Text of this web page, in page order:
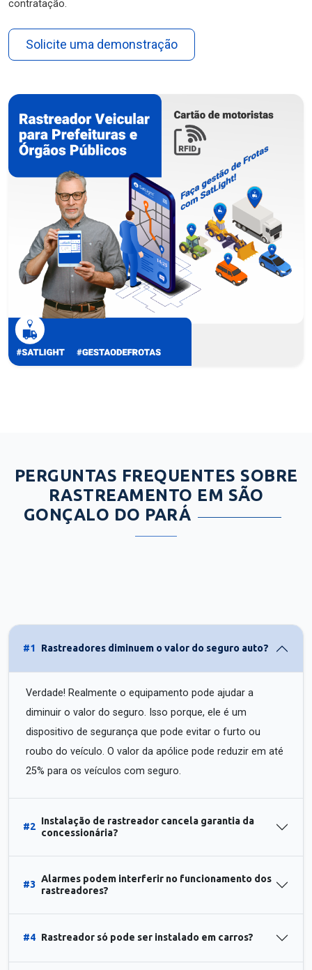
contratação.
Solicite uma demonstração
PERGUNTAS FREQUENTES SOBRE
RASTREAMENTO EM SÃO
GONÇALO DO PARÁ
#1 Rastreadores diminuem o valor do seguro auto?
Verdade! Realmente o equipamento pode ajudar a
diminuir o valor do seguro. Isso porque, ele é um
dispositivo de segurança que pode evitar o furto ou
roubo do veículo. O valor da apólice pode reduzir em até
25% para os veículos com seguro.
#2
Instalação de rastreador cancela garantia da
concessionária?
#3
Alarmes podem interferir no funcionamento dos
rastreadores?
#4 Rastreador só pode ser instalado em carros?